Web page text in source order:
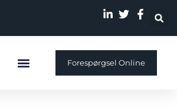
Forespørgsel Online